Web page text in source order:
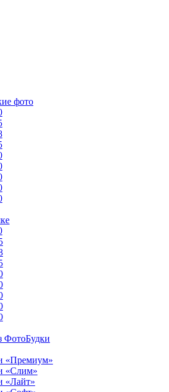
фото
ФотоБудки
«Премиум»
«Слим»
«Лайт»